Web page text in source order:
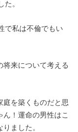
。
で私は不倫でもい
将来について考える
庭を築くものだと思
！運命の男性はこ
ました。